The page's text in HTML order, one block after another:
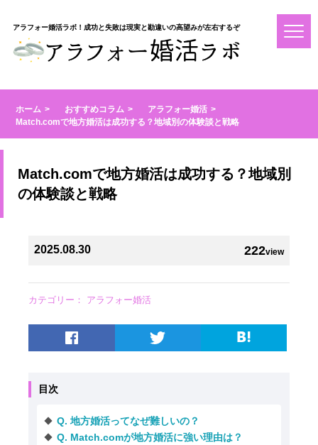
アラフォー婚活ラボ！成功と失敗は現実と勘違いの高望みが左右するぞ
ホーム おすすめコラム
アラフォー婚活
Match.comで地方婚活は成功する？地域別の体験談と戦略
Match.comで地方婚活は成功する？地域別
の体験談と戦略
222view
2025.08.30
カテゴリー： アラフォー婚活
目次
Q. 地方婚活ってなぜ難しいの？
Q. Match.comが地方婚活に強い理由は？